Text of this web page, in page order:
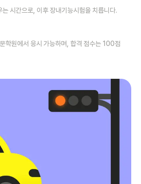
시간으로, 이후 장내기능시험을 치릅니다.
학원에서 응시 가능하며, 합격 점수는 100점